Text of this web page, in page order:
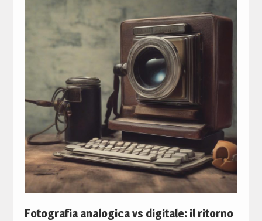
Fotografia analogica vs digitale: il ritorno